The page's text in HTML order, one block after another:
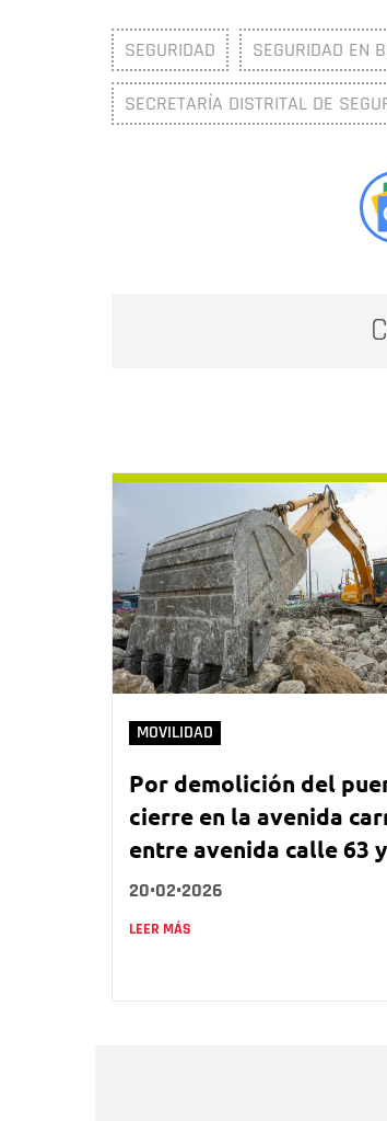
SEGURIDAD SEGURIDAD EN
SECRETARÍA DISTRITAL DE
MOVILIDAD
Por demolición del
cierre en la avenida
entre avenida calle 63
20•02•2026
LEER MÁS